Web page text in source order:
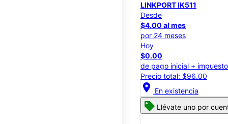
LINKPORT IK511
Desde
$4.00 al mes
por 24 meses
Hoy
$0.00
de pago inicial +
Precio total: $96.00
location_on En existencia
Llévate uno por